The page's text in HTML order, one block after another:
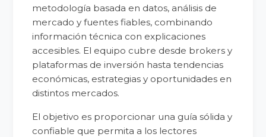
metodología basada en datos, análisis de
mercado y fuentes fiables, combinando
información técnica con explicaciones
accesibles. El equipo cubre desde brokers y
plataformas de inversión hasta tendencias
económicas, estrategias y oportunidades en
distintos mercados.
El objetivo es proporcionar una guía sólida y
confiable que permita a los lectores